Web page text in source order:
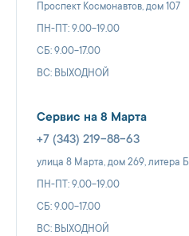
Проспект Космонавтов, дом 107
ПН-ПТ: 9.00-19.00
СБ: 9.00-17.00
ВС: ВЫХОДНОЙ
Сервис на 8 Марта
+7 (343) 219-88-63
улица 8 Марта, дом 269, литера Б
ПН-ПТ: 9.00-19.00
СБ: 9.00-17.00
ВС: ВЫХОДНОЙ